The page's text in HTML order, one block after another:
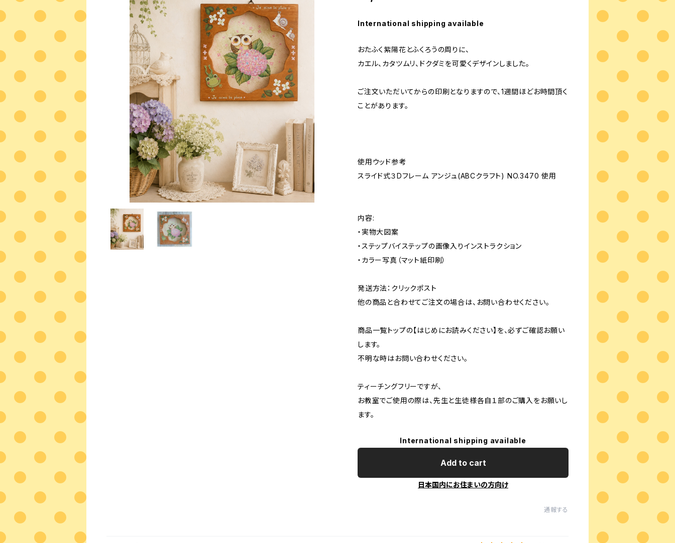
International shipping available
おたふく紫陽花とふくろうの周りに、
カエル、カタツムリ、ドクダミを可愛くデザインしました。
ご注文いただいてからの印刷となりますので、1週間ほどお時間頂く
ことがあります。
使用ウッド参考
スライド式３Dフレーム アンジュ(ABCクラフト) NO.3470 使用
内容:
・実物大図案
・ステップバイステップの画像入りインストラクション
・カラー写真（マット紙印刷）
発送方法：クリックポスト
他の商品と合わせてご注文の場合は、お問い合わせください。
商品一覧トップの【はじめにお読みください】を、必ずご確認お願い
します。
不明な時はお問い合わせください。
ティーチングフリーですが、
お教室でご使用の際は、先生と生徒様各自１部のご購入をお願いし
ます。
International shipping available
Add to cart
日本国内にお住まいの方向け
通報する